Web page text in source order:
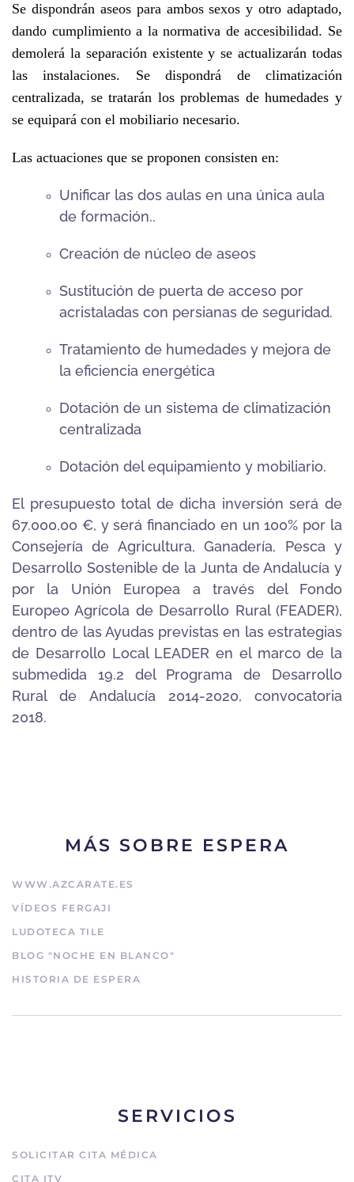
Se dispondrán aseos para ambos sexos y otro adaptado,
dando cumplimiento a la normativa de accesibilidad. Se
demolerá la separación existente y se actualizarán todas
las instalaciones. Se dispondrá de climatización
centralizada, se tratarán los problemas de humedades y
se equipará con el mobiliario necesario.
Las actuaciones que se proponen consisten en:
Unificar las dos aulas en una única aula
de formación..
Creación de núcleo de aseos
Sustitución de puerta de acceso por
acristaladas con persianas de seguridad.
Tratamiento de humedades y mejora de
la eficiencia energética
Dotación de un sistema de climatización
centralizada
Dotación del equipamiento y mobiliario.
El presupuesto total de dicha inversión será de
67.000,00 €, y será financiado en un 100% por la
Consejería de Agricultura, Ganadería, Pesca y
Desarrollo Sostenible de la Junta de Andalucía y
por la Unión Europea a través del Fondo
Europeo Agrícola de Desarrollo Rural (FEADER),
dentro de las Ayudas previstas en las estrategias
de Desarrollo Local LEADER en el marco de la
submedida 19.2 del Programa de Desarrollo
Rural de Andalucía 2014-2020, convocatoria
2018.
MÁS SOBRE ESPERA
WWW.AZCARATE.ES
VÍDEOS FERGAJI
LUDOTECA TILE
BLOG "NOCHE EN BLANCO"
HISTORIA DE ESPERA
SERVICIOS
SOLICITAR CITA MÉDICA
CITA ITV